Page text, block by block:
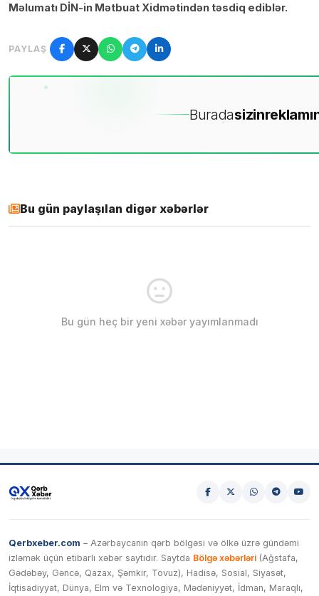
Məlumatı DİN-in Mətbuat Xidmətindən təsdiq ediblər.
PAYLAŞ
Buradasizin
Bu gün paylaşılan digər xəbərlər
Bu gün heç bir yeni xəbər yayımlanmadı
Qerbxeber.com – Azərbaycanın qərb bölgəsi və ölkə üzrə gündəmi
izləmək üçün etibarlı xəbər saytıdır. Saytda Bölgə xəbərləri (Ağstafa,
Gədəbəy, Gəncə, Qazax, Şəmkir, Tovuz), Hadisə, Sosial, Siyasət,
İqtisadiyyat, Dünya, Elm və Texnologiya, Mədəniyyət, İdman, Maraqlı,